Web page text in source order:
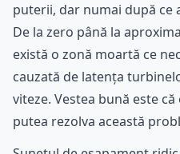
puterii, dar numai după ce
De la zero până la
există o zonă moartă ce
cauzată de latența
viteze. Vestea bună este
putea rezolva această